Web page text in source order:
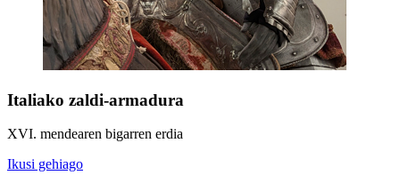
Italiako zaldi-armadura
XVI. mendearen bigarren erdia
Ikusi gehiago